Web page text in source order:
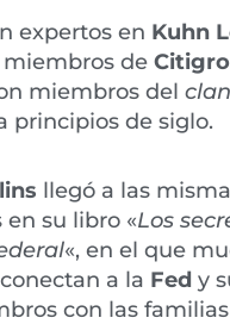
expertos en Kuhn
miembros de
miembros del clan
principios de siglo.
llegó a las
su libro «Los
«, en el que
a la Fed y
con las